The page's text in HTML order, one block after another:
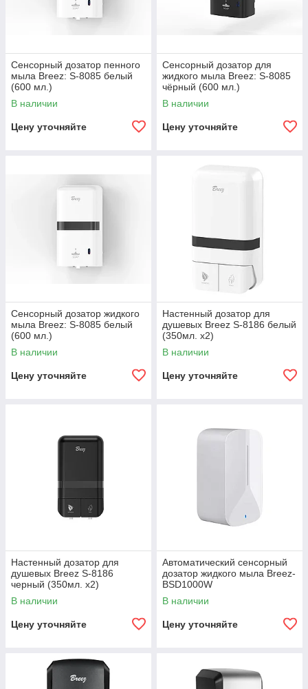
Сенсорный дозатор пенного
мыла Breez: S-8085 белый
(600 мл.)
В наличии
Цену уточняйте
Сенсорный дозатор для
жидкого мыла Breez: S-8085
чёрный (600 мл.)
В наличии
Цену уточняйте
Сенсорный дозатор жидкого
мыла Breez: S-8085 белый
(600 мл.)
В наличии
Цену уточняйте
Настенный дозатор для
душевых Breez S-8186 белый
(350мл. x2)
В наличии
Цену уточняйте
Настенный дозатор для
душевых Breez S-8186
черный (350мл. x2)
В наличии
Цену уточняйте
Автоматический сенсорный
дозатор жидкого мыла Breez-
BSD1000W
В наличии
Цену уточняйте